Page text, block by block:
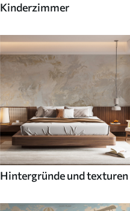
Kinderzimmer
Hintergründe und texturen